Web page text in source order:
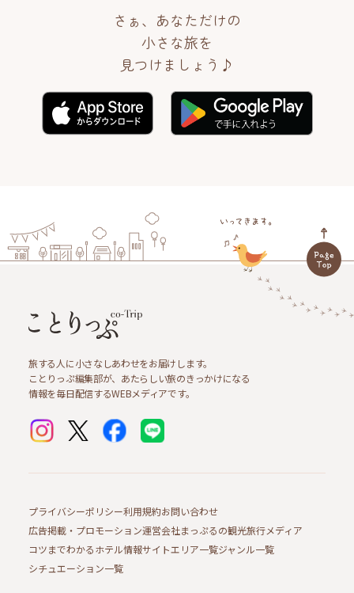
さぁ、あなただけの
小さな旅を
見つけましょう♪
旅する人に小さなしあわせをお届けします。
ことりっぷ編集部が、あたらしい旅のきっかけになる
情報を毎日配信するWEBメディアです。
プライバシーポリシー利用規約お問い合わせ
広告掲載・プロモーション運営会社まっぷるの観光旅行メディア
コツまでわかるホテル情報サイトエリア一覧ジャンル一覧
シチュエーション一覧